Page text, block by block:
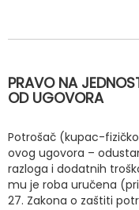
PRAVO NA
OD UGOVORA
Potrošač (kupac-
ovog ugovora –
razloga i dodatnih
mu je roba uručena
27. Zakona o zaštiti